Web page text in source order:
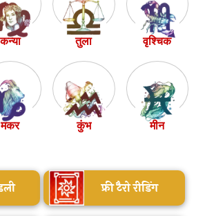
कन्या तुला वृश्चिक
मकर कुंभ मीन
फ्री टैरो रीडिंग